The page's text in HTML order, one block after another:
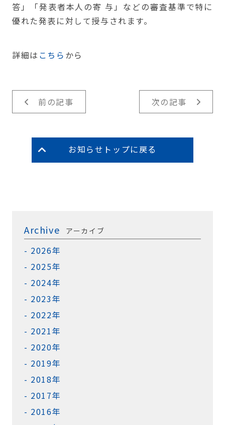
答」「発表者本⼈の寄 与」などの審査基準で特に
優れた発表に対して授与されます。
詳細は こちら から
前の記事 次の記事
お知らせトップに戻る
Archive アーカイブ
2026年
2025年
2024年
2023年
2022年
2021年
2020年
2019年
2018年
2017年
2016年